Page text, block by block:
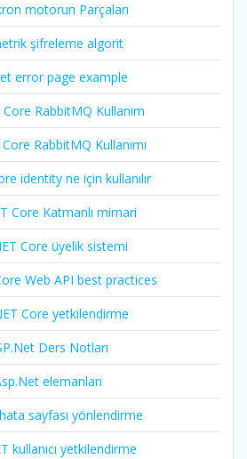
motorun Parçaları
şifreleme algorit
error page example
RabbitMQ Kullanım
RabbitMQ Kullanımı
identity ne için kullanılır
Core Katmanlı mimari
Core üyelik sistemi
Web API best practices
Core yetkilendirme
Ders Notları
elemanları
sayfası yönlendirme
kullanıcı yetkilendirme